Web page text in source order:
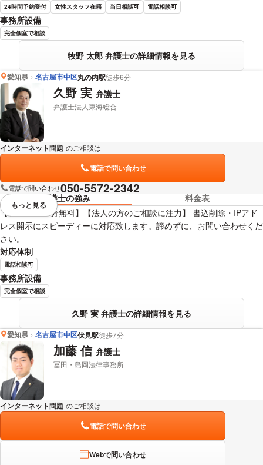
24時間予約受付 女性スタッフ在籍 当日相談可 電話相談可
事務所設備
完全個室で相談
牧野 太郎 弁護士の詳細情報を見る
愛知県 名古屋市中区丸の内駅徒歩6分
久野 実 弁護士
弁護士法人東海総合
インターネット問題 のご相談は
電話で問い合わせ
電話で問い合わせ050-5572-2342
弁護士の強み
料金表
【初回相談30分無料】【法人の方のご相談に注力】 書込削除・IPアド
レス開示にスピーディーに対応致します。諦めずに、お問い合わせくだ
さい。
対応体制
電話相談可
事務所設備
完全個室で相談
久野 実 弁護士の詳細情報を見る
視覚的に省略されている要素を
もっと見る
愛知県 名古屋市中区伏見駅徒歩7分
加藤 信 弁護士
冨田・島岡法律事務所
インターネット問題 のご相談は
電話で問い合わせ
Webで問い合わせ